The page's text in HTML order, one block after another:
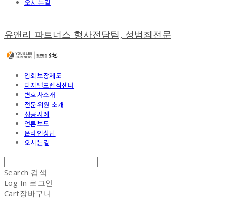
오시는길
유앤리 파트너스 형사전담팀, 성범죄전문
입회보장제도
디지털포렌식센터
변호사소개
전문위원 소개
성공사례
언론보도
온라인상담
오시는길
Search 검색
Log In 로그인
Cart장바구니